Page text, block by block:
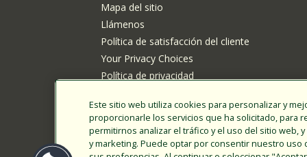
Mapa del sitio
Llámenos
Política de satisfacción del cliente
Your Privacy Choices
Política de privacidad
Aviso de privacidad de Rain Bird para los
California
Presentar ideas de nuevos productos
Este sitio web utiliza cookies para personalizar y
proporcionarle los servicios que ha solicitado, para
permitirnos analizar el tráfico y el uso del sitio web,
y marketing. Puede optar por consentir nuestro uso